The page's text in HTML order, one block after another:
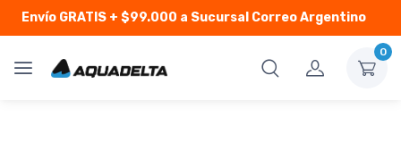
Envío GRATIS+ $99.000 a Sucursal Correo Argentino
0